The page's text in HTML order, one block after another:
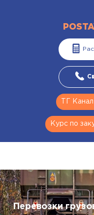
ТГ
Курс по
Перевозки